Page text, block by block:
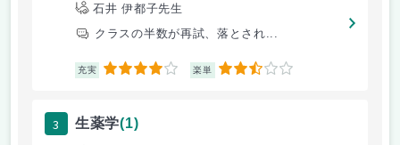
石井 伊都子先生
クラスの半数が再試、落とされ...
充実 4 楽単 2.5
3 生薬学(1)